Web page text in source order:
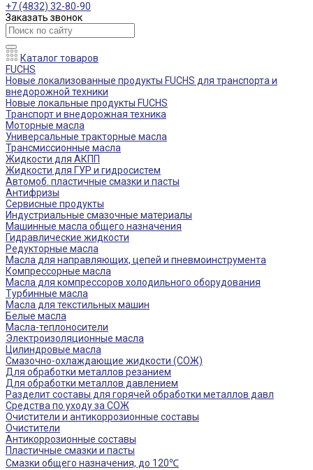
+7 (4832) 32-80-90
Заказать звонок
Каталог товаров
FUCHS
Новые локализованные продукты FUCHS для транспорта и
внедорожной техники
Новые локальные продукты FUCHS
Транспорт и внедорожная техника
Моторные масла
Универсальные тракторные масла
Трансмиссионные масла
Жидкости для АКПП
Жидкости для ГУР и гидросистем
Автомоб. пластичные смазки и пасты
Антифризы
Сервисные продукты
Индустриальные смазочные материалы
Машинные масла общего назначения
Гидравлические жидкости
Редукторные масла
Масла для направляющих, цепей и пневмоинструмента
Компрессорные масла
Масла для компрессоров холодильного оборудования
Турбинные масла
Масла для текстильных машин
Белые масла
Масла-теплоносители
Электроизоляционные масла
Цилиндровые масла
Смазочно-охлаждающие жидкости (СОЖ)
Для обработки металлов резанием
Для обработки металлов давлением
Разделит составы для горячей обработки металлов давл
Средства по уходу за СОЖ
Очистители и антикоррозионные составы
Очистители
Антикоррозионные составы
Пластичные смазки и пасты
Смазки общего назначения, до 120℃